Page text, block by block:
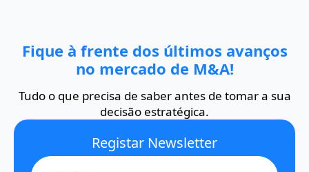
Fique à frente dos últimos avanços
no mercado de M&A!
Tudo o que precisa de saber antes de tomar a sua
decisão estratégica.
Registar Newsletter
Name